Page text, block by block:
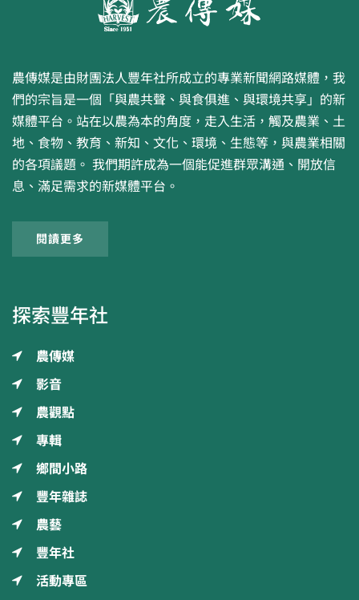
農傳媒是由財團法人豐年社所成立的專業新聞網路媒體，我
們的宗旨是一個「與農共聲、與食俱進、與環境共享」的新
媒體平台。站在以農為本的角度，走入生活，觸及農業、土
地、食物、教育、新知、文化、環境、生態等，與農業相關
的各項議題。 我們期許成為一個能促進群眾溝通、開放信
息、滿足需求的新媒體平台。
閱讀更多
探索豐年社
農傳媒
影音
農觀點
專輯
鄉間小路
豐年雜誌
農藝
豐年社
活動專區